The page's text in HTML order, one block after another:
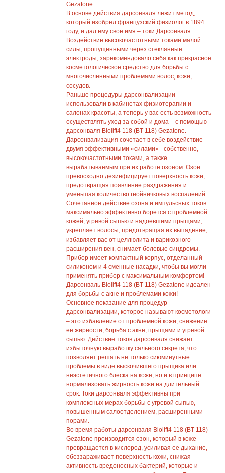
Gezatone.
В основе действия дарсонваля лежит метод,
который изобрел французский физиолог в 1894
году, и дал ему свое имя – токи Дарсонваля.
Воздействие высокочастотными токами малой
силы, пропущенными через стеклянные
электроды, зарекомендовало себя как прекрасное
косметологическое средство для борьбы с
многочисленными проблемами волос, кожи,
сосудов.
Раньше процедуры дарсонвализации
использовали в кабинетах физиотерапии и
салонах красоты, а теперь у вас есть возможность
осуществлять уход за собой и дома – с помощью
дарсонваля Biolift4 118 (BT-118) Gezatone.
Дарсонвализация сочетает в себе воздействие
двумя эффективными «силами» - собственно,
высокочастотными токами, а также
вырабатываемым при их работе озоном. Озон
превосходно дезинфицирует поверхность кожи,
предотвращая появление раздражения и
уменьшая количество гнойничковых воспалений.
Сочетанное действие озона и импульсных токов
максимально эффективно борется с проблемной
кожей, угревой сыпью и надоевшими прыщами,
укрепляет волосы, предотвращая их выпадение,
избавляет вас от целлюлита и варикозного
расширения вен, снимает болевые синдромы.
Прибор имеет компактный корпус, отделанный
силиконом и 4 сменные насадки, чтобы вы могли
применять прибор с максимальным комфортом!
Дарсонваль Biolift4 118 (BT-118) Gezatone идеален
для борьбы с акне и проблемами кожи!
Основное показание для процедур
дарсонвализации, которое называют косметологи
– это избавление от проблемной кожи, снижение
ее жирности, борьба с акне, прыщами и угревой
сыпью. Действие токов дарсонваля снижает
избыточную выработку сального секрета, что
позволяет решать не только сиюминутные
проблемы в виде выскочившего прыщика или
неэстетичного блеска на коже, но и в принципе
нормализовать жирность кожи на длительный
срок. Токи дарсонваля эффективны при
комплексных мерах борьбы с угревой сыпью,
повышенным салоотделением, расширенными
порами.
Во время работы дарсонваля Biolift4 118 (BT-118)
Gezatone производится озон, который в коже
превращается в кислород, усиливая ее дыхание,
обеззараживает поверхность кожи, снижая
активность вредоносных бактерий, которые и